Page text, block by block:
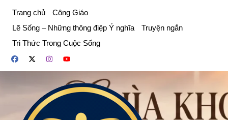
phần
dung
Trang chủ
Công Giáo
Lẽ Sống – Những thông điệp Ý nghĩa
Truyện ngắn
Tri Thức Trong Cuộc Sống